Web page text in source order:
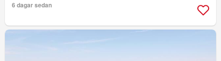
6 dagar sedan